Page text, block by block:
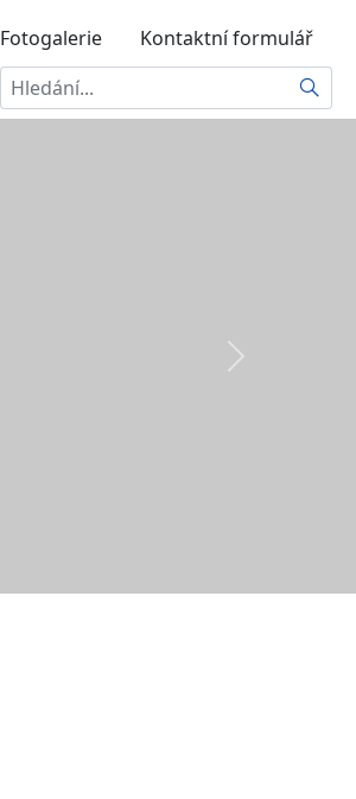
Fotogalerie
Kontaktní formulář
Hledat
Další